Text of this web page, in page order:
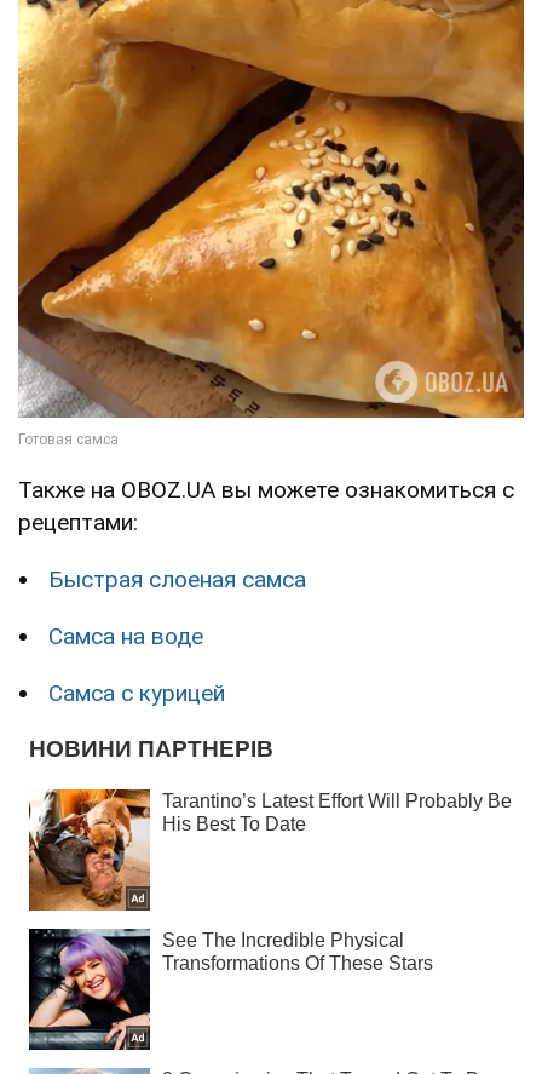
Также на OBOZ.UA вы можете ознакомиться с
рецептами:
Быстрая слоеная самса
Самса на воде
Самса с курицей